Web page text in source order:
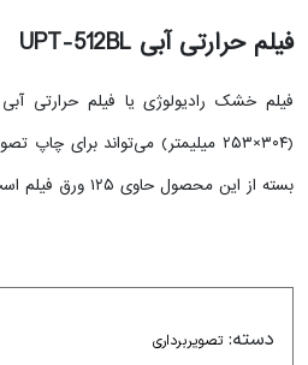
فیلم حرارتی آبی UPT-512BL
(۳۰۴×۲۵۳ میلیمتر) می‌تواند برای
بسته از این محصول حاوی ۱۲۵ ورق فیلم است.
دسته:تصویربرداری